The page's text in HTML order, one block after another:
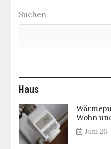
Suchen
Haus
Wohn
Juni 26,